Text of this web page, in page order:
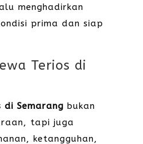
menghadirkan
prima dan siap
Terios di
di Semarang bukan
tapi juga
ketangguhan,